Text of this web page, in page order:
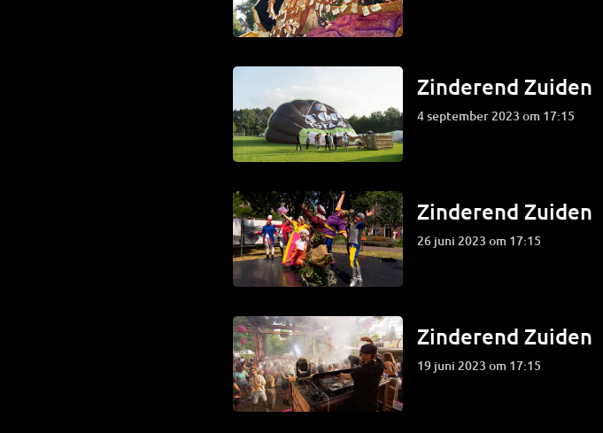
Zinderend Zuiden
4 september 2023 om 17:15
Zinderend Zuiden
26 juni 2023 om 17:15
Zinderend Zuiden
19 juni 2023 om 17:15